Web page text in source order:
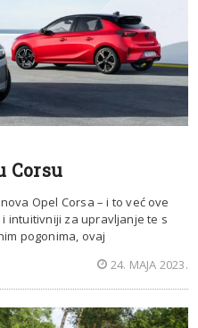
Corsu
Opel Corsa – i to već ove
i intuitivniji za upravljanje te s
pogonima, ovaj
24. MAJA 2023.